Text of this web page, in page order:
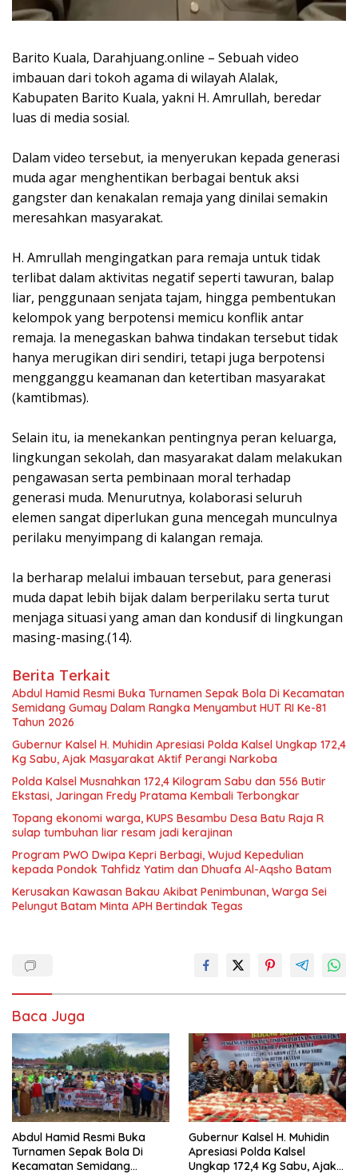
Barito Kuala, Darahjuang.online – Sebuah video
imbauan dari tokoh agama di wilayah Alalak,
Kabupaten Barito Kuala, yakni H. Amrullah, beredar
luas di media sosial.
Dalam video tersebut, ia menyerukan kepada generasi
muda agar menghentikan berbagai bentuk aksi
gangster dan kenakalan remaja yang dinilai semakin
meresahkan masyarakat.
H. Amrullah mengingatkan para remaja untuk tidak
terlibat dalam aktivitas negatif seperti tawuran, balap
liar, penggunaan senjata tajam, hingga pembentukan
kelompok yang berpotensi memicu konflik antar
remaja. Ia menegaskan bahwa tindakan tersebut tidak
hanya merugikan diri sendiri, tetapi juga berpotensi
mengganggu keamanan dan ketertiban masyarakat
(kamtibmas).
Selain itu, ia menekankan pentingnya peran keluarga,
lingkungan sekolah, dan masyarakat dalam melakukan
pengawasan serta pembinaan moral terhadap
generasi muda. Menurutnya, kolaborasi seluruh
elemen sangat diperlukan guna mencegah munculnya
perilaku menyimpang di kalangan remaja.
Ia berharap melalui imbauan tersebut, para generasi
muda dapat lebih bijak dalam berperilaku serta turut
menjaga situasi yang aman dan kondusif di lingkungan
masing-masing.(14).
Berita Terkait
Abdul Hamid Resmi Buka Turnamen Sepak Bola Di Kecamatan
Semidang Gumay Dalam Rangka Menyambut HUT RI Ke-81
Tahun 2026
Gubernur Kalsel H. Muhidin Apresiasi Polda Kalsel Ungkap 172,4
Kg Sabu, Ajak Masyarakat Aktif Perangi Narkoba
Polda Kalsel Musnahkan 172,4 Kilogram Sabu dan 556 Butir
Ekstasi, Jaringan Fredy Pratama Kembali Terbongkar
Topang ekonomi warga, KUPS Besambu Desa Batu Raja R
sulap tumbuhan liar resam jadi kerajinan
Program PWO Dwipa Kepri Berbagi, Wujud Kepedulian
kepada Pondok Tahfidz Yatim dan Dhuafa Al-Aqsho Batam
Kerusakan Kawasan Bakau Akibat Penimbunan, Warga Sei
Pelungut Batam Minta APH Bertindak Tegas
Baca Juga
Abdul Hamid Resmi Buka
Turnamen Sepak Bola Di
Kecamatan Semidang
Gubernur Kalsel H. Muhidin
Apresiasi Polda Kalsel
Ungkap 172,4 Kg Sabu, Ajak